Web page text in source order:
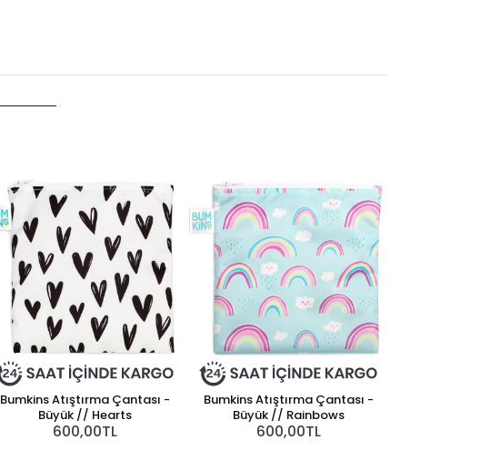
Bumkins Atıştırma Çantası -
Büyük // Hearts
600,00TL
Bumkins Atıştırma Çantası -
Büyük // Rainbows
600,00TL